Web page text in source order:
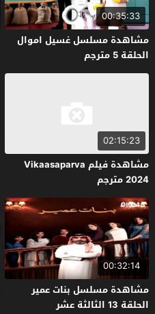
00:35:33
مشاهدة مسلسل غسيل اموال
الحلقة 5 مترجم
02:15:23
مشاهدة فيلم Vikaasaparva
2024 مترجم
00:32:14
مشاهدة مسلسل بنات عمير
الحلقة 13 الثالثة عشر